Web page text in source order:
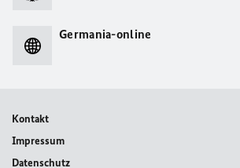
Germania-online
Kontakt
Impressum
Datenschutz